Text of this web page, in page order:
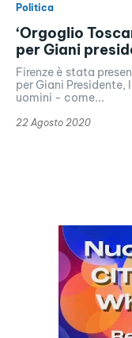
Politica
‘Orgoglio
per Giani
Firenze è stata
per Giani Presidente,
uomini - come...
22 Agosto 2020